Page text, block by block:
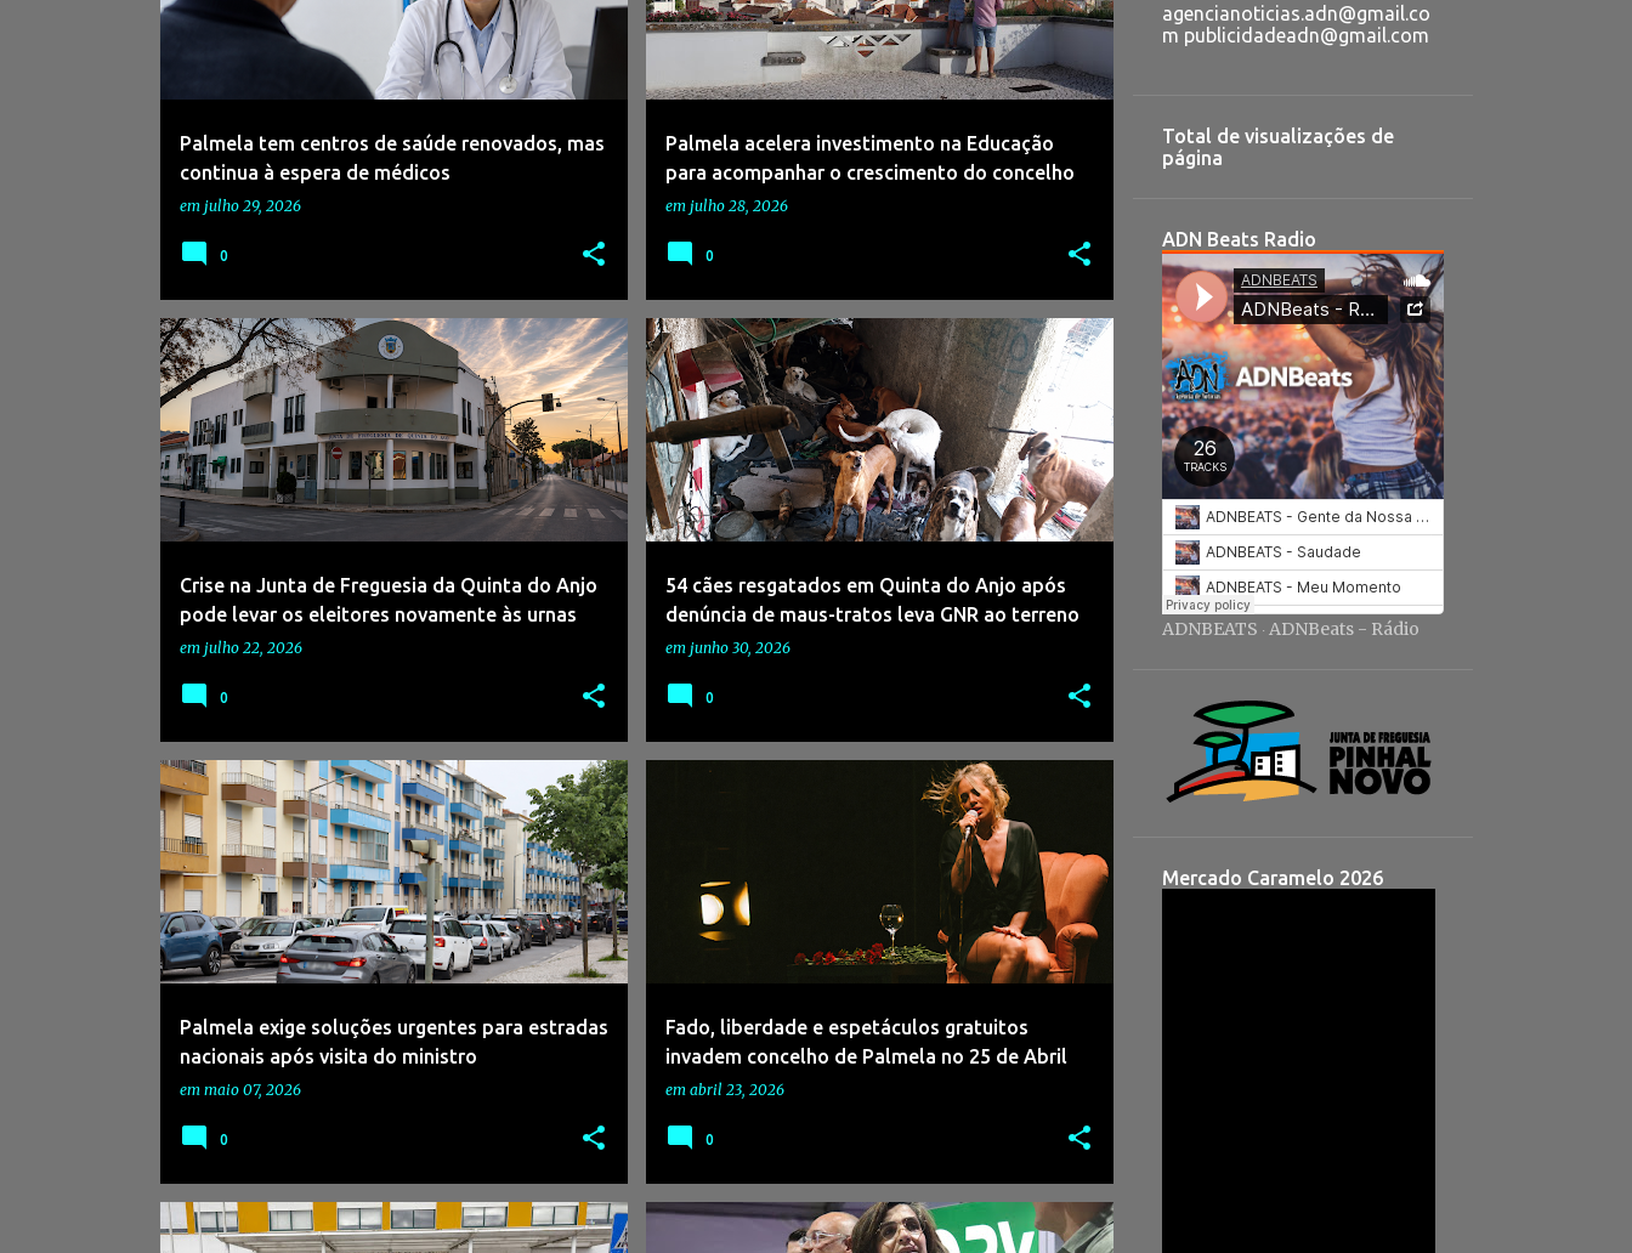
s
Palmela tem centros de saúde renovados, mas
continua à espera de médicos
em julho 29, 2026
0
Palmela acelera investimento na Educação
para acompanhar o crescimento do concelho
em julho 28, 2026
0
Crise na Junta de Freguesia da Quinta do Anjo
pode levar os eleitores novamente às urnas
em julho 22, 2026
#ADNAGÊNCIADENOTÍCIAS #AUTARQUIAS +1
0
54 cães resgatados em Quinta do Anjo após
denúncia de maus-tratos leva GNR ao terreno
em junho 30, 2026
#ADNAGÊNCIADENOTÍCIAS #CRIME 5
0
Palmela exige soluções urgentes para estradas
nacionais após visita do ministro
em maio 07, 2026
#ADNAGÊNCIADENOTÍCIAS #ESTRADAS +2
0
Fado, liberdade e espetáculos gratuitos
invadem concelho de Palmela no 25 de Abril
em abril 23, 2026
#ADNAGÊNCIADENOTÍCIAS
0
#ADNAGÊNCIADENOTÍCIAS #AUTARQUIAS +5 #ADNAGÊNCIADENOTÍCIAS #EVENTOSMARGEMSUL +3
agencianoticias.adn@gmail.co
m publicidadeadn@gmail.com
Total de visualizações de
página
ADN Beats Radio
ADNBEATS · ADNBeats - Rádio
Mercado Caramelo 2026